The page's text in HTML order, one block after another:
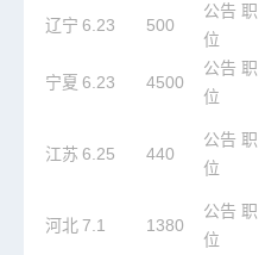
辽宁 6.23 500
公告 职
位
宁夏 6.23 4500
公告 职
位
江苏 6.25 440
公告 职
位
河北7.1 1380
公告 职
位